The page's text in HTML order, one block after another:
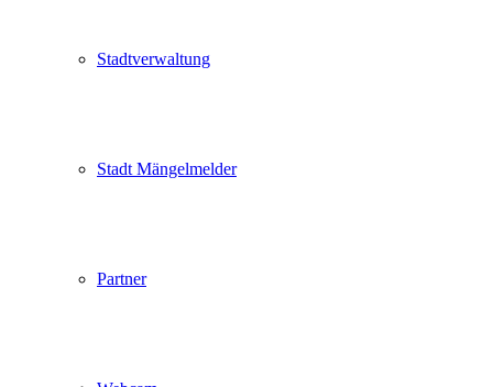
Stadtverwaltung
Stadt Mängelmelder
Partner